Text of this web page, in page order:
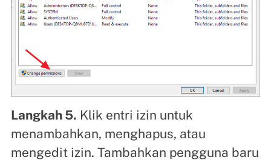
Langkah 5. Klik entri izin untuk
menambahkan, menghapus, atau
mengedit izin. Tambahkan pengguna baru